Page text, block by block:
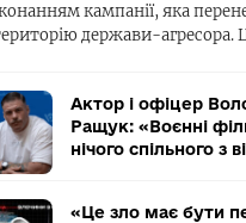
кампанії, яка
держави-агресора.
Актор і офіцер
Ращук: «Воєнні
нічого спільного з
«Це зло має бути